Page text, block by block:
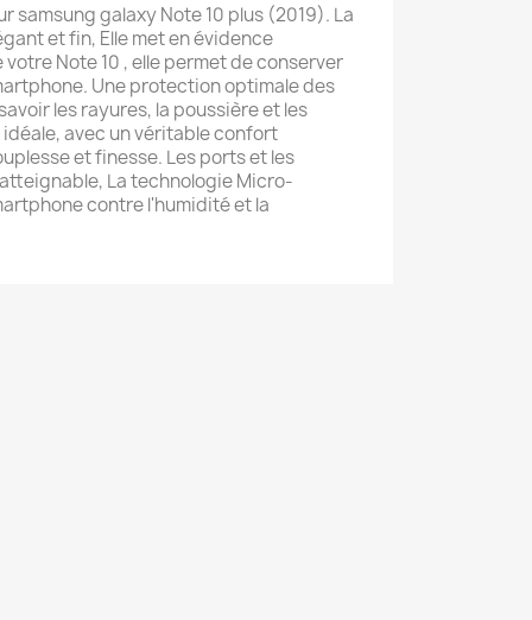
samsung galaxy Note 10 plus (2019). La
et fin, Elle met en évidence
Note 10 , elle permet de conserver
Une protection optimale des
les rayures, la poussière et les
avec un véritable confort
et finesse. Les ports et les
La technologie Micro-
contre l'humidité et la